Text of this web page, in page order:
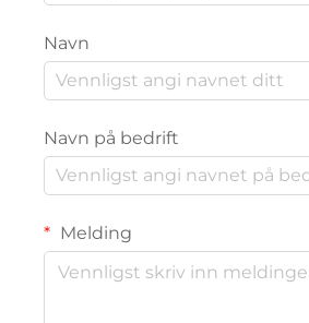
Navn
Navn på bedrift
Melding